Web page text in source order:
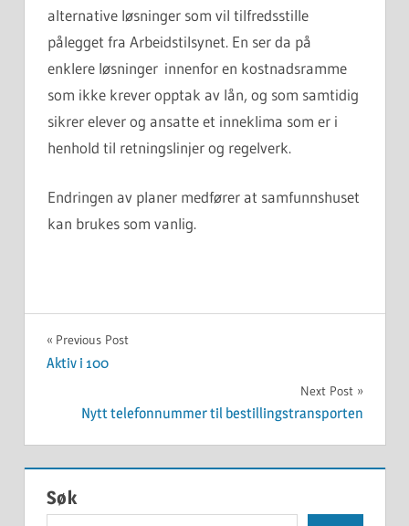
alternative løsninger som vil tilfredsstille
pålegget fra Arbeidstilsynet. En ser da på
enklere løsninger innenfor en kostnadsramme
som ikke krever opptak av lån, og som samtidig
sikrer elever og ansatte et inneklima som er i
henhold til retningslinjer og regelverk.
Endringen av planer medfører at samfunnshuset
kan brukes som vanlig.
UKATEGORISERT
Innleggsnavigasjon
Previous Post
Aktiv i 100
Next Post
Nytt telefonnummer til bestillingstransporten
Søk